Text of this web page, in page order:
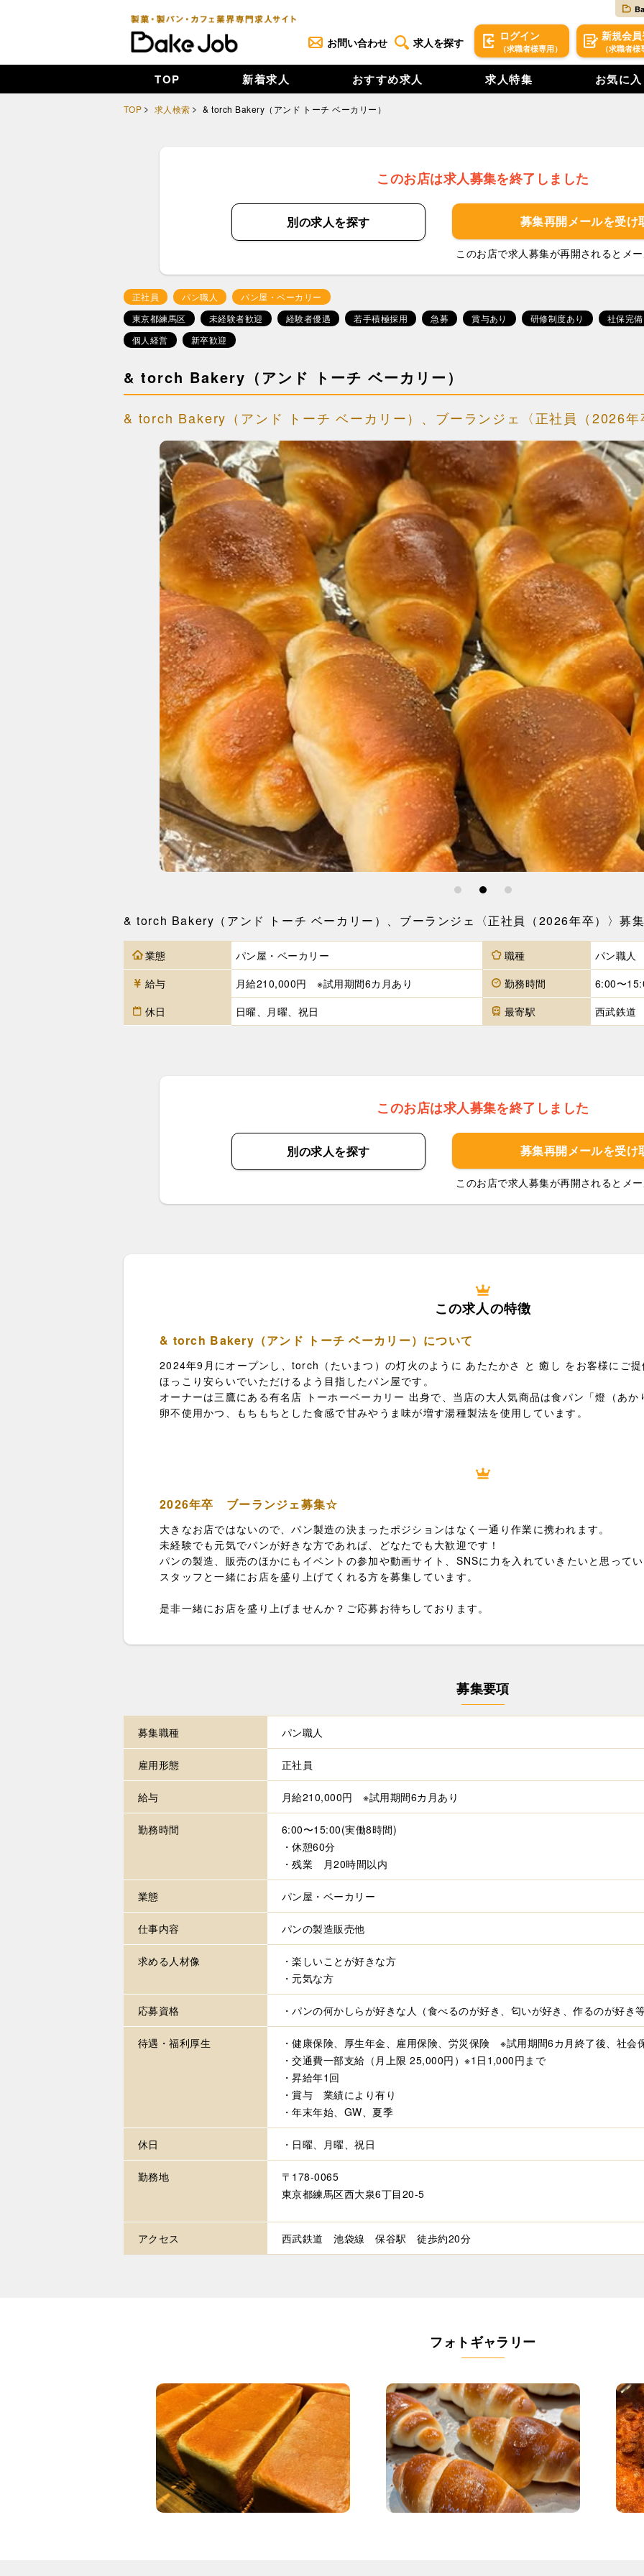
お問い合わせ 求人を探す ログイン
（求職者様専用）
新規会
（求職者
TOP 新着求人 おすすめ求人 求人特集 お気に
TOP 求人検索 & torch Bakery（アンド トーチ ベーカリー）
このお店は求人募集を終了しました
別の求人を探す 募集再開メールを受け
このお店で求人募集が再開されるとメ
正社員 パン職人
パン屋・ベーカリー
東京都練馬区
未経験者歓迎 経験者優遇 若手積極採用 急募 賞与あり 研修制度あり
社保完備
個人経営
新卒歓迎
& torch Bakery（アンド トーチ ベーカリー）
& torch Bakery（アンド トーチ ベーカリー）、ブーランジェ〈正社員（2026
1 2
3
& torch Bakery（アンド トーチ ベーカリー）、ブーランジェ〈正社員（2026年卒）〉募
業態 パン屋・ベーカリー 職種
パン職人
給与
月給210,000円 ※試用期間6カ月あり 勤務時間
6:00〜
休日
日曜、月曜、祝日 最寄駅 西武鉄
このお店は求人募集を終了しました
別の求人を探す 募集再開メールを受け
このお店で求人募集が再開されるとメ
この求人の特徴
& torch Bakery（アンド トーチ ベーカリー）について
2024年9月にオープンし、torch（たいまつ）の灯火のように あたたかさ と 癒し をお客様にご
ほっこり安らいでいただけるよう目指したパン屋です。
オーナーは三鷹にある有名店 トーホーベーカリー 出身で、当店の大人気商品は食パン「燈（あか
卵不使用かつ、もちもちとした食感で甘みやうま味が増す湯種製法を使用しています。
2026年卒 ブーランジェ募集☆
大きなお店ではないので、パン製造の決まったポジションはなく一通り作業に携われます。
未経験でも元気でパンが好きな方であれば、どなたでも大歓迎です！
パンの製造、販売のほかにもイベントの参加や動画サイト、SNSに力を入れていきたいと思って
スタッフと一緒にお店を盛り上げてくれる方を募集しています。
是非一緒にお店を盛り上げませんか？ご応募お待ちしております。
募集要項
募集職種 パン職人
雇用形態 正社員
給与 月給210,000円 ※試用期間6カ月あり
勤務時間
6:00〜15:00(実働8時間)
・休憩60分
・残業 月20時間以内
業態 パン屋・ベーカリー
仕事内容 パンの製造販売他
求める 人材像
・楽しいことが好きな方
・元気な方
応募資格 ・パンの何かしらが好きな人（食べるのが好き、匂いが好き、作るのが好き
待遇・福利厚生
・健康保険、厚生年金、雇用保険、労災保険 ※試用期間6カ月終了後、社会
・交通費一部支給（月上限 25,000円）※1日1,000円まで
・昇給年1回
・賞与 業績により有り
・年末年始、GW、夏季
休日 ・日曜、月曜、祝日
勤務地
〒178-0065
東京都練馬区西大泉6丁目20-5
アクセス 西武鉄道 池袋線 保谷駅 徒歩約20分
フォトギャラリー